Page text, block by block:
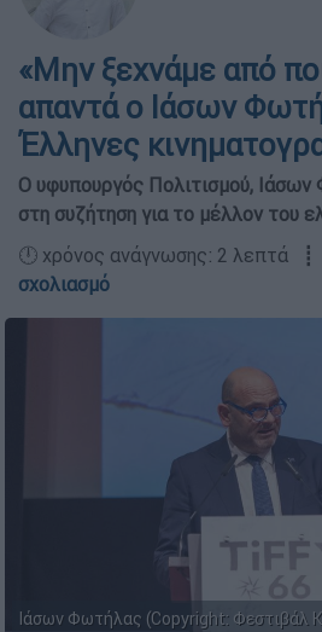
«Μην ξεχνάμε από
απαντά ο Ιάσων
Έλληνες
Ο υφυπουργός Πολιτισμού,
στη συζήτηση για το μέλλον του
🕛 χρόνος ανάγνωσης: 2 λεπτά
σχολιασμό
Ιάσων Φωτήλας (Copyright: Φεστιβάλ